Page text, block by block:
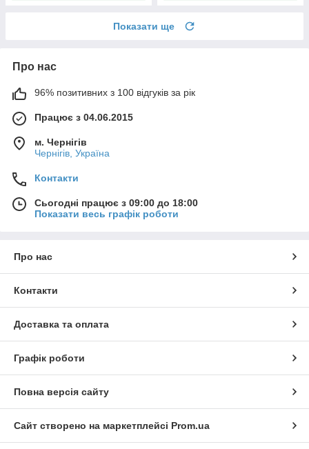
Показати ще
Про нас
96% позитивних з 100 відгуків за рік
Працює з 04.06.2015
м. Чернігів
Чернігів, Україна
Контакти
Сьогодні працює з 09:00 до 18:00
Показати весь графік роботи
Про нас
Контакти
Доставка та оплата
Графік роботи
Повна версія сайту
Сайт створено на маркетплейсі Prom.ua